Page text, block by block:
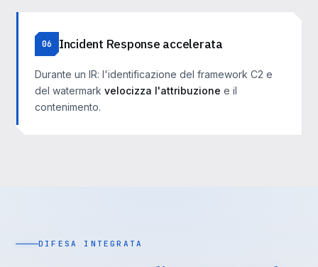
06 Incident Response accelerata
Durante un IR: l'identificazione del framework C2 e
del watermark velocizza l'attribuzione e il
contenimento.
DIFESA INTEGRATA